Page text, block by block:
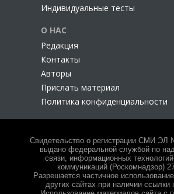
Индивидуальные тесты
О НАС
Редакция
Контакты
Авторы
Прислать материал
Политика конфиденциальности
Свидетельство о регистрации СМИ ЭЛ
выдано федеральной службой по
связи, информационных
коммуникаций (Роскомнадзор)
Разрешается частичное
других сайтах при наличии ссылки